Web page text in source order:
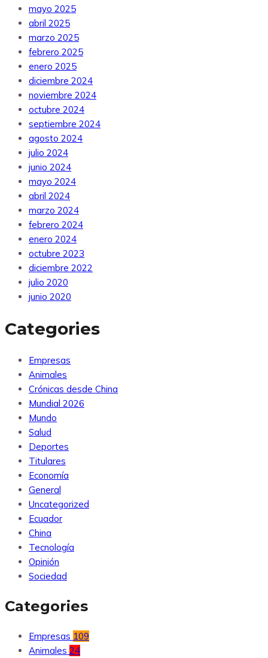
mayo 2025
abril 2025
marzo 2025
febrero 2025
enero 2025
diciembre 2024
noviembre 2024
octubre 2024
septiembre 2024
agosto 2024
julio 2024
junio 2024
mayo 2024
abril 2024
marzo 2024
febrero 2024
enero 2024
octubre 2023
diciembre 2022
julio 2020
junio 2020
Categories
Empresas
Animales
Crónicas desde China
Mundial 2026
Mundo
Salud
Deportes
Titulares
Economía
General
Uncategorized
Ecuador
China
Tecnología
Opinión
Sociedad
Categories
Empresas 109
Animales 24